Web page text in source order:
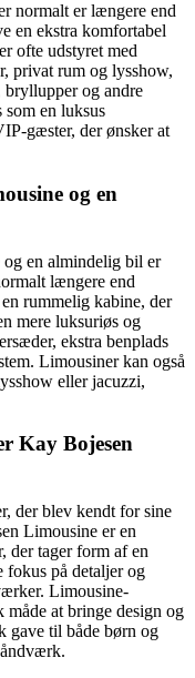
normalt er længere end
en ekstra komfortabel
ofte udstyret med
privat rum og lysshow,
og andre
som en luksus
gæster, der ønsker at
og en
en almindelig bil er
længere end
rummelig kabine, der
mere luksuriøs og
ekstra benplads
Limousiner kan også
eller jacuzzi,
Kay Bojesen
der blev kendt for sine
Limousine er en
der tager form af en
fokus på detaljer og
Limousine-
at bringe design og
gave til både børn og